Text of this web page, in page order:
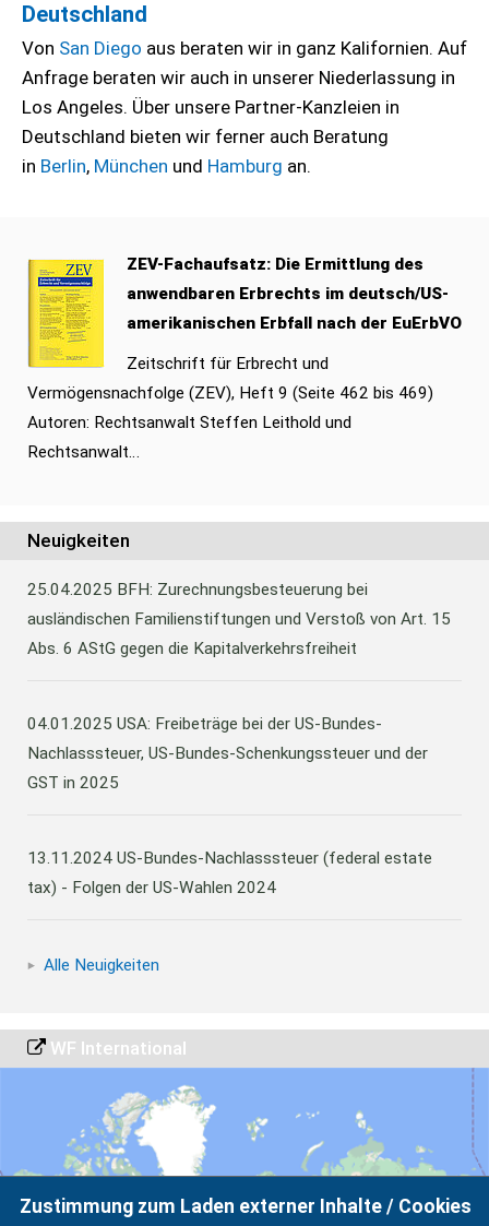
Deutschland
Von San Diego aus beraten wir in ganz Kalifornien. Auf
Anfrage beraten wir auch in unserer Niederlassung in
Los Angeles. Über unsere Partner-Kanzleien in
Deutschland bieten wir ferner auch Beratung
in Berlin, München und Hamburg an.
ZEV-Fachaufsatz: Die Ermittlung des
anwendbaren Erbrechts im deutsch/US-
amerikanischen Erbfall nach der EuErbVO
Zeitschrift für Erbrecht und
Vermögensnachfolge (ZEV), Heft 9 (Seite 462 bis 469)
Autoren: Rechtsanwalt Steffen Leithold und
Rechtsanwalt…
Neuigkeiten
25.04.2025 BFH: Zurechnungsbesteuerung bei
ausländischen Familienstiftungen und Verstoß von Art. 15
Abs. 6 AStG gegen die Kapitalverkehrsfreiheit
04.01.2025 USA: Freibeträge bei der US-Bundes-
Nachlasssteuer, US-Bundes-Schenkungssteuer und der
GST in 2025
13.11.2024 US-Bundes-Nachlasssteuer (federal estate
tax) - Folgen der US-Wahlen 2024
Alle Neuigkeiten
WF International
Zustimmung zum Laden externer Inhalte / Cookies